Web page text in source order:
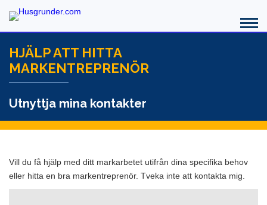
HJÄLP ATT HITTA
MARKENTREPRENÖR
Utnyttja mina kontakter
Vill du få hjälp med ditt markarbetet utifrån dina specifika behov
eller hitta en bra markentreprenör. Tveka inte att kontakta mig.